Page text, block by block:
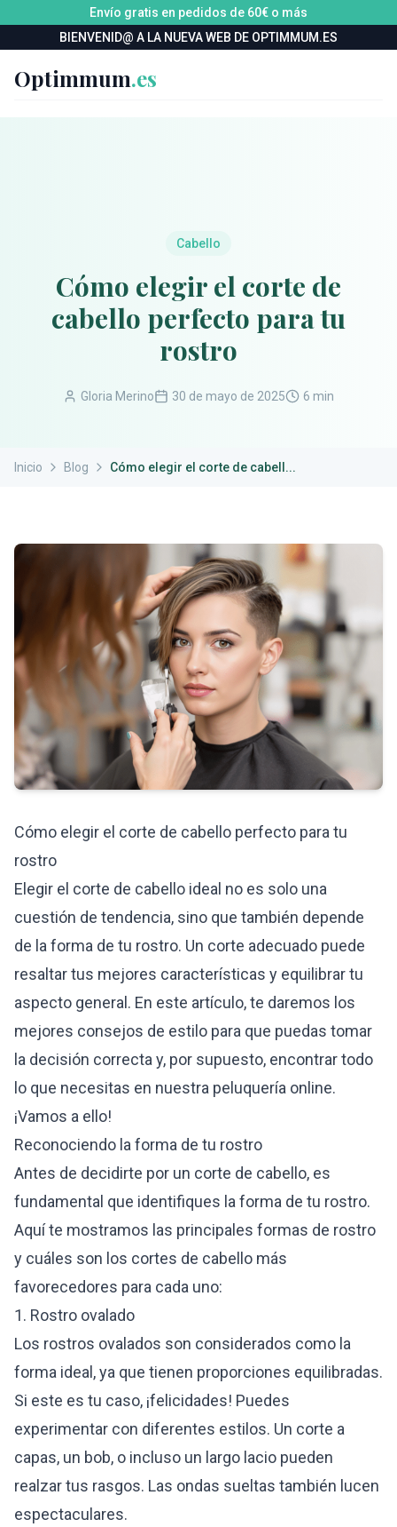
Envío gratis en pedidos de 60€ o más
BIENVENID@ A LA NUEVA WEB DE OPTIMMUM.ES
Optimmum.es
Cabello
Cómo elegir el corte de
cabello perfecto para tu
rostro
Gloria Merino 30 de mayo de 2025 6 min
Inicio Blog Cómo elegir el corte de cabell...
Cómo elegir el corte de cabello perfecto para tu
rostro
Elegir el corte de cabello ideal no es solo una
cuestión de tendencia, sino que también depende
de la forma de tu rostro. Un corte adecuado puede
resaltar tus mejores características y equilibrar tu
aspecto general. En este artículo, te daremos los
mejores consejos de estilo para que puedas tomar
la decisión correcta y, por supuesto, encontrar todo
lo que necesitas en nuestra peluquería online.
¡Vamos a ello!
Reconociendo la forma de tu rostro
Antes de decidirte por un corte de cabello, es
fundamental que identifiques la forma de tu rostro.
Aquí te mostramos las principales formas de rostro
y cuáles son los cortes de cabello más
favorecedores para cada uno:
1. Rostro ovalado
Los rostros ovalados son considerados como la
forma ideal, ya que tienen proporciones equilibradas.
Si este es tu caso, ¡felicidades! Puedes
experimentar con diferentes estilos. Un corte a
capas, un bob, o incluso un largo lacio pueden
realzar tus rasgos. Las ondas sueltas también lucen
espectaculares.